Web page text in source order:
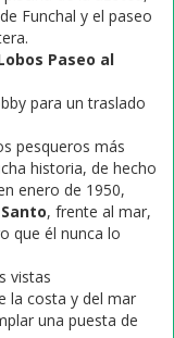
Funchal y el paseo
Paseo al
para un traslado
pesqueros más
historia, de hecho
enero de 1950,
, frente al mar,
que él nunca lo
vistas
la costa y del mar
una puesta de